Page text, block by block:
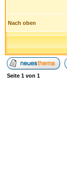
Nach oben
Seite 1 von 1